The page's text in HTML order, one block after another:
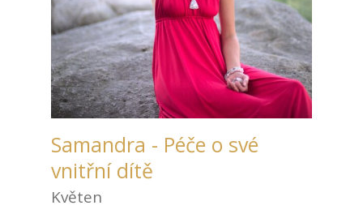
Samandra - Péče o své
vnitřní dítě
Květen